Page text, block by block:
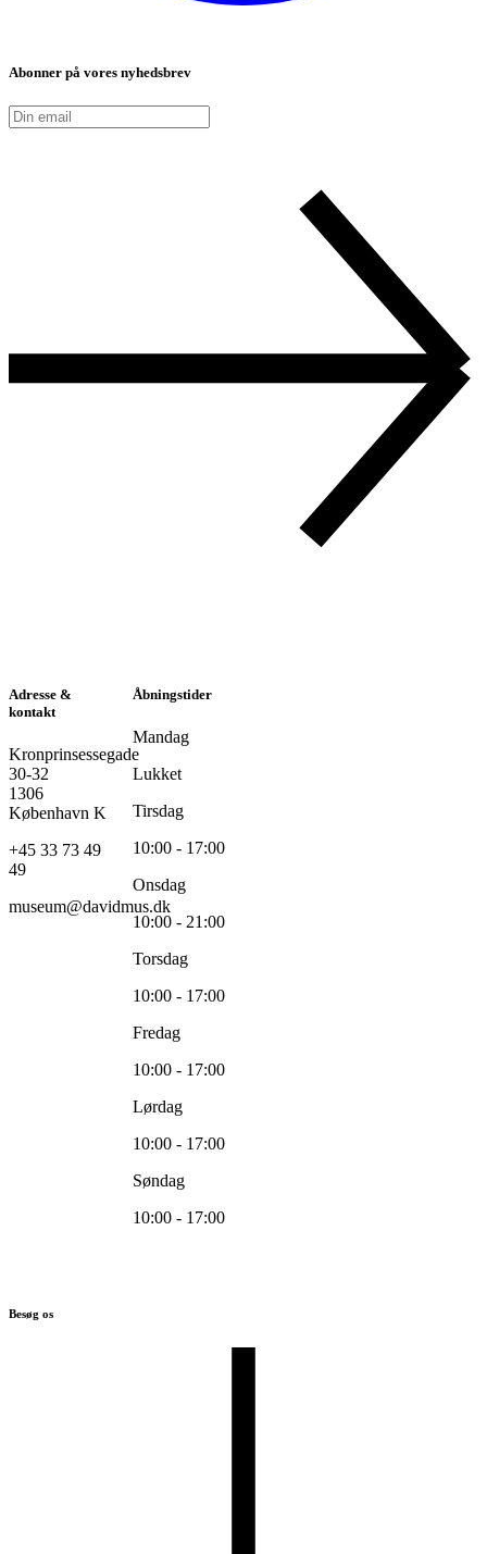
Abonner på vores nyhedsbrev
Adresse &
kontakt
Kronprinsessegade
30-32
1306
København K
+45 33 73 49
49
museum@davidmus.dk
Åbningstider
Mandag
Lukket
Tirsdag
10:00 - 17:00
Onsdag
10:00 - 21:00
Torsdag
10:00 - 17:00
Fredag
10:00 - 17:00
Lørdag
10:00 - 17:00
Søndag
10:00 - 17:00
Besøg os